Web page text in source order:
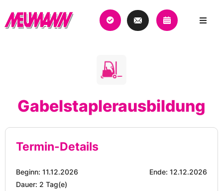
Gabelstaplerausbildung
Termin-Details
Beginn: 11.12.2026
Ende: 12.12.2026
Dauer: 2 Tag(e)